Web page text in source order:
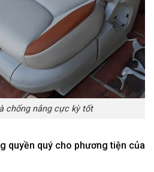
chống nắng cực kỳ tốt
quyền quý cho phương tiện của